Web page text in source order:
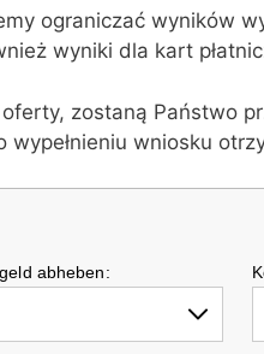
ograniczać wyników
wyniki dla kart
zostaną Państwo
wypełnieniu wniosku